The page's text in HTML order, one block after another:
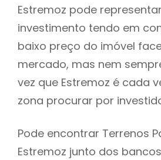
Estremoz pode
investimento tendo em
baixo preço do imóvel
mercado, mas nem
vez que Estremoz é cada
zona procurar por
Pode encontrar Terrenos
Estremoz junto dos